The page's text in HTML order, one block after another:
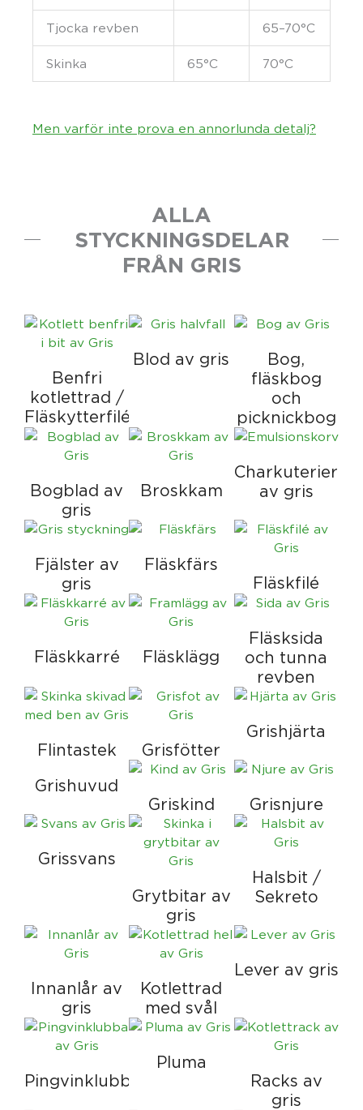
Tjocka revben 65–70°C
Skinka 65°C 70°C
Men varför inte prova en annorlunda detalj?
ALLA
STYCKNINGSDELAR
FRÅN GRIS
Benfri
kotlettrad /
Fläskytterfilé
Blod av gris
Bog,
fläskbog
och
picknickbog
Bogblad av
gris
Broskkam
Charkuterier
av gris
Fjälster av
gris
Fläskfärs
Fläskfilé
Fläskkarré Fläsklägg
Fläsksida
och tunna
revben
Flintastek Grisfötter
Grishjärta
Grishuvud
Griskind
Grisnjure
Grissvans
Grytbitar av
gris
Halsbit /
Sekreto
Innanlår av
gris
Kotlettrad
med svål
Lever av gris
Pingvinklubba
Pluma
Racks av
gris